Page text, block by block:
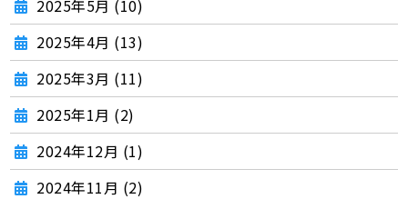
2025年5月 (10)
2025年4月 (13)
2025年3月 (11)
2025年1月 (2)
2024年12月 (1)
2024年11月 (2)